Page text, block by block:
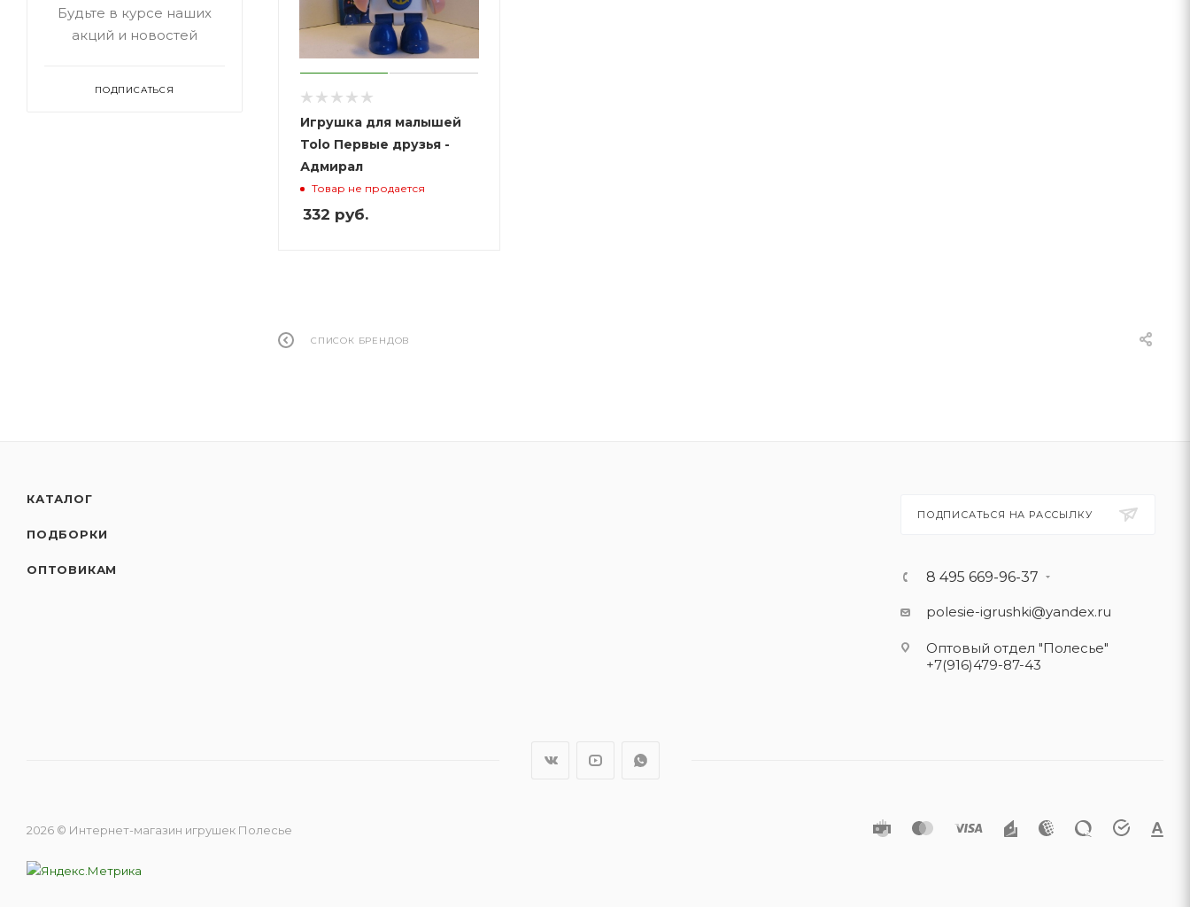
Игрушка для малышей
Tolo Первые друзья -
Адмирал
Товар не продается
332 руб.
СПИСОК БРЕНДОВ
Будьте в курсе наших
акций и новостей
ПОДПИСАТЬСЯ
КАТАЛОГ
ПОДБОРКИ
ОПТОВИКАМ
ПОДПИСАТЬСЯ НА РАССЫЛКУ
8 495 669-96-37
polesie-igrushki@yandex.ru
Оптовый отдел "Полесье"
+7(916)479-87-43
2026 © Интернет-магазин игрушек Полесье